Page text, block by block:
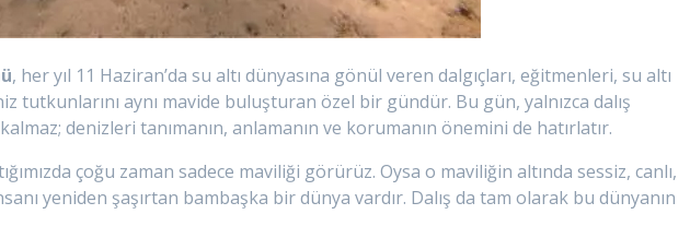
, her yıl 11 Haziran’da su altı dünyasına gönül veren dalgıçları, eğitmenleri, su altı
tutkunlarını aynı mavide buluşturan özel bir gündür. Bu gün, yalnızca dalış
denizleri tanımanın, anlamanın ve korumanın önemini de hatırlatır.
çoğu zaman sadece maviliği görürüz. Oysa o maviliğin altında sessiz, canlı,
yeniden şaşırtan bambaşka bir dünya vardır. Dalış da tam olarak bu dünyanın